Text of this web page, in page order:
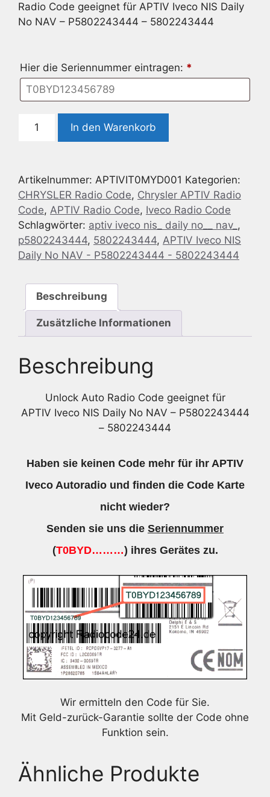
Radio Code geeignet für APTIV Iveco NIS Daily
No NAV – P5802243444 – 5802243444
Hier die Seriennummer eintragen: *
Code
APTIV
Iveco
NIS
Daily
No
NAV
P5802243444
5802243444
In den Warenkorb
Artikelnummer: APTIVIT0MYD001 Kategorien:
CHRYSLER Radio Code, Chrysler APTIV Radio
Code, APTIV Radio Code, Iveco Radio Code
Schlagwörter: aptiv iveco nis_ daily no__ nav_ ,
p5802243444, 5802243444, APTIV Iveco NIS
Daily No NAV - P5802243444 - 5802243444
Beschreibung
Zusätzliche Informationen
Beschreibung
Unlock Auto Radio Code geeignet für
APTIV Iveco NIS Daily No NAV – P5802243444
– 5802243444
Haben sie keinen Code mehr für ihr APTIV
Iveco Autoradio und finden die Code Karte
nicht wieder?
Senden sie uns die Seriennummer
(T0BYD………) ihres Gerätes zu.
Wir ermitteln den Code für Sie.
Mit Geld-zurück-Garantie sollte der Code ohne
Funktion sein.
Ähnliche Produkte